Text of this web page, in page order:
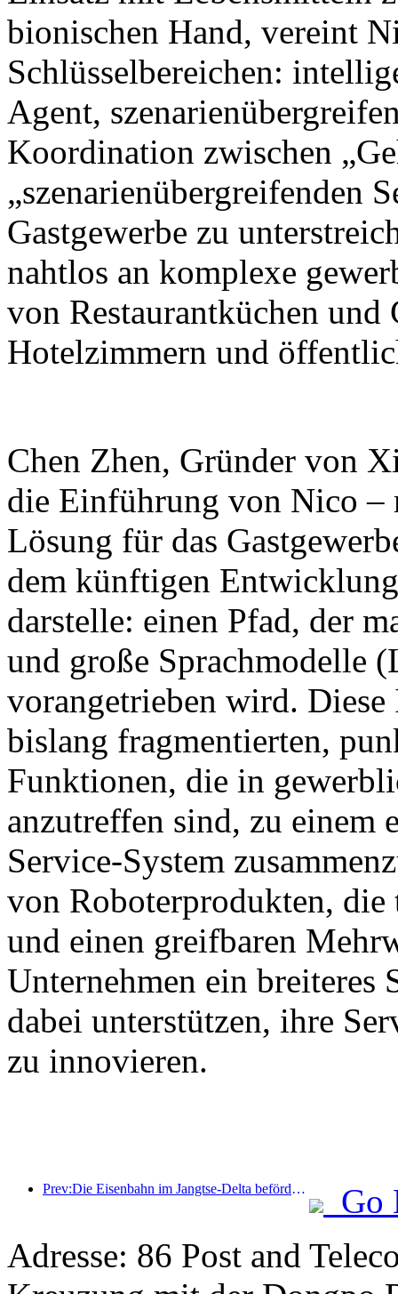
bionischen Hand, vereint
Schlüsselbereichen:
Agent,
Koordination zwischen
„szenarienübergreifenden
Gastgewerbe zu
nahtlos an komplexe
von Restaurantküchen und
Hotelzimmern und
Chen Zhen, Gründer von
die Einführung von Nico –
Lösung für das
dem künftigen
darstelle: einen Pfad, der
und große Sprachmodelle
vorangetrieben wird.
bislang fragmentierten,
Funktionen, die in
anzutreffen sind, zu einem
Service-System
von Roboterprodukten,
und einen greifbaren
Unternehmen ein breiteres
dabei unterstützen, ihre
zu innovieren.
Prev:Die Eisenbahn im Jangtse-Delta beförderte während der Maifeiertage über 21,38 Millionen Fahrgäste.
Go
Adresse: 86 Post and